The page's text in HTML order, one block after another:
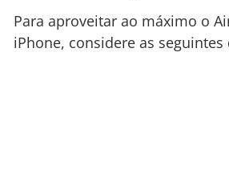
Para aproveitar ao máximo o
iPhone, considere as seguintes